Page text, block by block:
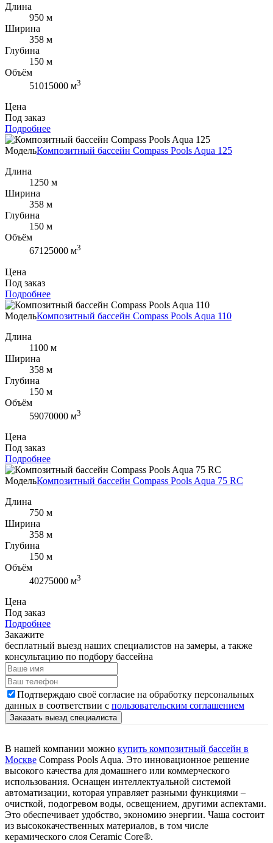
Длина
950 м
Ширина
358 м
Глубина
150 м
Объём
51015000 м3
Цена
Под заказ
Подробнее
МодельКомпозитный бассейн Compass Pools Aqua 125
Длина
1250 м
Ширина
358 м
Глубина
150 м
Объём
67125000 м3
Цена
Под заказ
Подробнее
МодельКомпозитный бассейн Compass Pools Aqua 110
Длина
1100 м
Ширина
358 м
Глубина
150 м
Объём
59070000 м3
Цена
Под заказ
Подробнее
МодельКомпозитный бассейн Compass Pools Aqua 75 RC
Длина
750 м
Ширина
358 м
Глубина
150 м
Объём
40275000 м3
Цена
Под заказ
Подробнее
Закажите
бесплатный выезд наших специалистов на замеры, а также
консультацию по подбору бассейна
Подтверждаю своё согласие на обработку персональных
данных в соответствии с пользовательским соглашением
В нашей компании можно купить композитный бассейн в
Москве Compass Pools Aqua. Это инновационное решение
высокого качества для домашнего или коммерческого
использования. Оснащен интеллектуальной системой
автоматизации, которая управляет разными функциями –
очисткой, подогревом воды, освещением, другими аспектами.
Это обеспечивает удобство, экономию энергии. Чаша состоит
из высококачественных материалов, в том числе
керамического слоя Ceramic Core®.